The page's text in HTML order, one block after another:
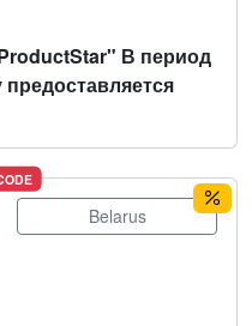
В период
предоставляется
Belarus